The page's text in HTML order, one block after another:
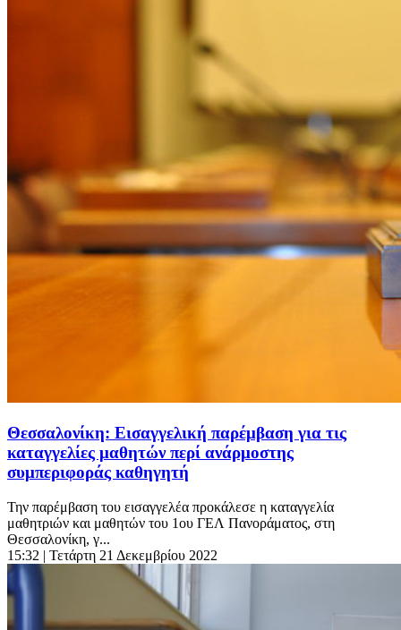
Θεσσαλονίκη: Εισαγγελική παρέμβαση για τις
καταγγελίες μαθητών περί ανάρμοστης
συμπεριφοράς καθηγητή
Την παρέμβαση του εισαγγελέα προκάλεσε η καταγγελία
μαθητριών και μαθητών του 1ου ΓΕΛ Πανοράματος, στη
Θεσσαλονίκη, γ...
15:32 | Τετάρτη 21 Δεκεμβρίου 2022